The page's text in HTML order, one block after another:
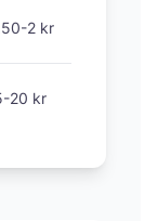
2 kr
20 kr